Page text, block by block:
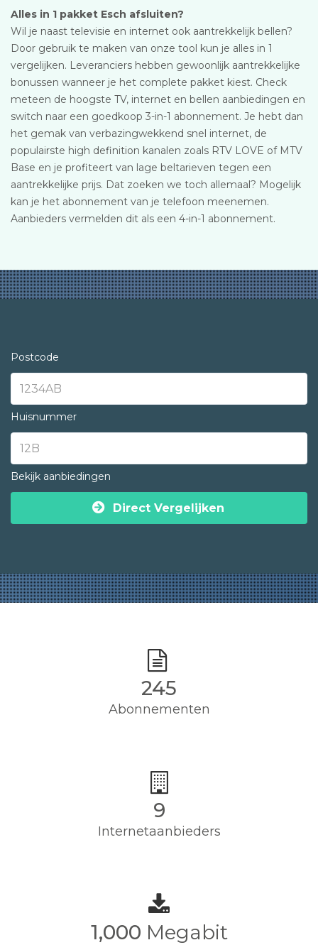
Alles in 1 pakket Esch afsluiten?
Wil je naast televisie en internet ook aantrekkelijk bellen?
Door gebruik te maken van onze tool kun je alles in 1
vergelijken. Leveranciers hebben gewoonlijk aantrekkelijke
bonussen wanneer je het complete pakket kiest. Check
meteen de hoogste TV, internet en bellen aanbiedingen en
switch naar een goedkoop 3-in-1 abonnement. Je hebt dan
het gemak van verbazingwekkend snel internet, de
populairste high definition kanalen zoals RTV LOVE of MTV
Base en je profiteert van lage beltarieven tegen een
aantrekkelijke prijs. Dat zoeken we toch allemaal? Mogelijk
kan je het abonnement van je telefoon meenemen.
Aanbieders vermelden dit als een 4-in-1 abonnement.
Postcode
Huisnummer
Bekijk aanbiedingen
Direct Vergelijken
245
Abonnementen
9
Internetaanbieders
1,000 Megabit